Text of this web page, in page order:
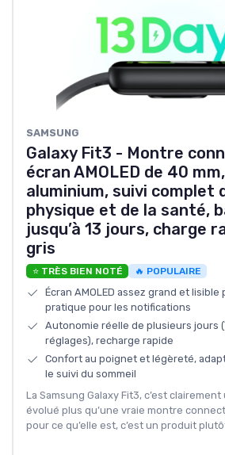
‎SAMSUNG
Galaxy Fit3 - Montre
écran AMOLED de 40
aluminium, suivi complet
physique et de la santé,
jusqu’à 13 jours, charge
gris
⭐ TRÈS BIEN NOTÉ 🔥 POPULAIRE
Écran AMOLED assez grand et
pratique pour les notifications
Autonomie réelle de plusieurs jours
réglages), recharge rapide
Confort au poignet et légèreté,
le suivi du sommeil
La Samsung Galaxy Fit3, c’est
évolué plus qu’une vraie montre
pour ce qu’elle est, c’est un produit